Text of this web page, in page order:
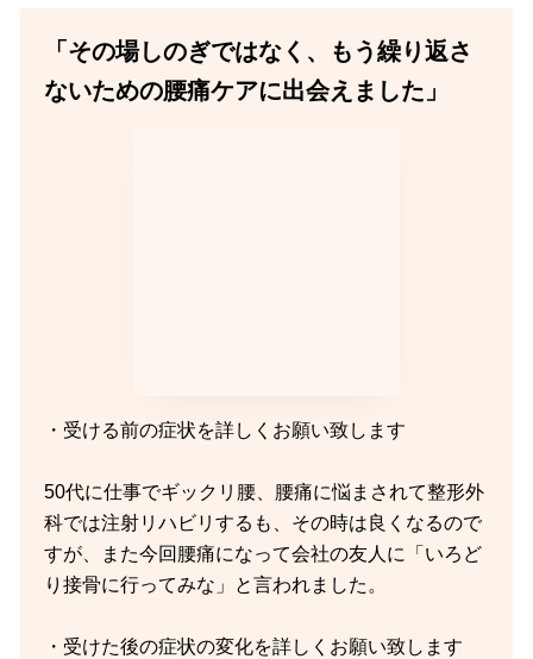
「その場しのぎではなく、もう繰り返さ
ないための腰痛ケアに出会えました」
・受ける前の症状を詳しくお願い致します
50代に仕事でギックリ腰、腰痛に悩まされて整形外
科では注射リハビリするも、その時は良くなるので
すが、また今回腰痛になって会社の友人に「いろど
り接骨に行ってみな」と言われました。
・受けた後の症状の変化を詳しくお願い致します